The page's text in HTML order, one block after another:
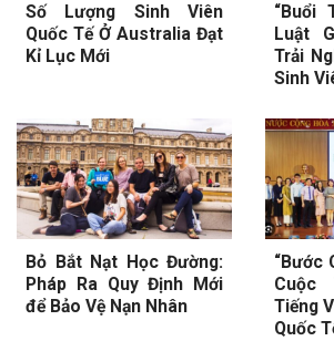
Số Lượng Sinh Viên
Quốc Tế Ở Australia Đạt
Kỉ Lục Mới
“Buổi
Luật
Trải
Sinh
Bỏ Bắt Nạt Học Đường:
Pháp Ra Quy Định Mới
để Bảo Vệ Nạn Nhân
“Bước
Cuộc
Tiếng
Quốc